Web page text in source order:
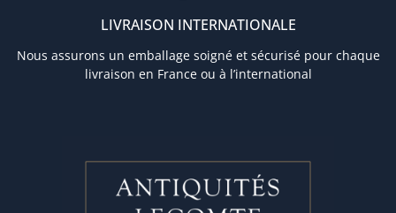
LIVRAISON INTERNATIONALE
Nous assurons un emballage soigné et sécurisé pour chaque
livraison en France ou à l’international